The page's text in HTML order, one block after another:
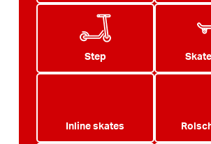
Step
Inline skates